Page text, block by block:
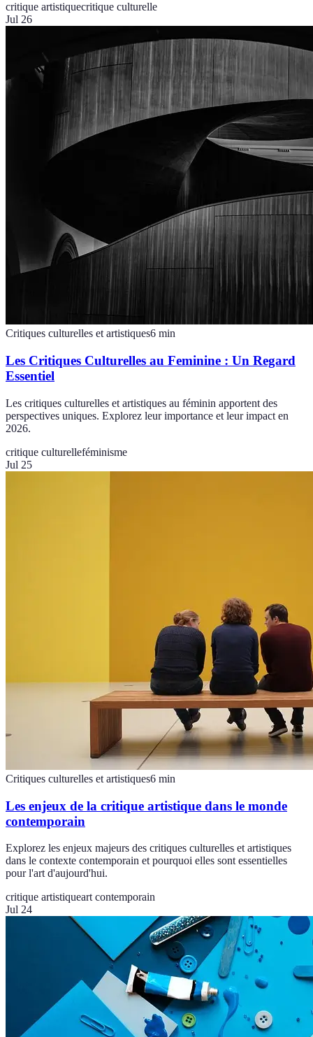
critique artistiquecritique culturelle
Jul 26
Critiques culturelles et artistiques6 min
Les Critiques Culturelles au Feminine : Un Regard
Essentiel
Les critiques culturelles et artistiques au féminin apportent des
perspectives uniques. Explorez leur importance et leur impact en
2026.
critique culturelleféminisme
Jul 25
Critiques culturelles et artistiques6 min
Les enjeux de la critique artistique dans le monde
contemporain
Explorez les enjeux majeurs des critiques culturelles et artistiques
dans le contexte contemporain et pourquoi elles sont essentielles
pour l'art d'aujourd'hui.
critique artistiqueart contemporain
Jul 24